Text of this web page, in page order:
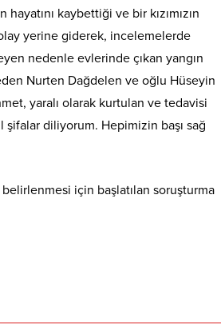
hayatını kaybettiği ve bir kızımızın
yerine giderek, incelemelerde
nedenle evlerinde çıkan yangın
Nurten Dağdelen ve oğlu Hüseyin
yaralı olarak kurtulan ve tedavisi
şifalar diliyorum. Hepimizin başı sağ
belirlenmesi için başlatılan soruşturma